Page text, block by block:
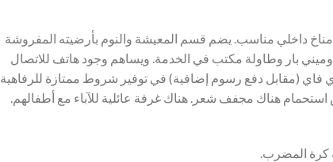
داخلي مناسب. يضم قسم المعيشة والنوم بأرضيته المفروشة
بار وطاولة مكتب في الخدمة. ويساهم وجود هاتف للاتصال
فاي (مقابل دفع رسوم إضافية) في توفير شروط ممتازة للرفاهية
هناك مجفف شعر. هناك غرفة عائلية للآباء مع أطفالهم.
كرة المضرب.